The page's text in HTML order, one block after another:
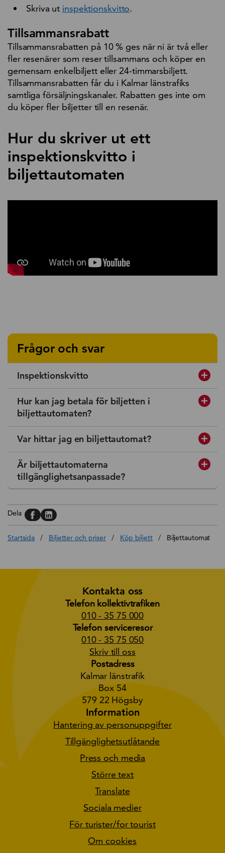
Skriva ut inspektionskvitto.
Tillsammansrabatt
Tillsammansrabatten på 10 % ges när ni är två eller
fler resenärer som reser tillsammans och köper en
gemensam enkelbiljett eller 24-timmarsbiljett.
Tillsammansrabatten får du i Kalmar länstrafiks
samtliga försäljningskanaler. Rabatten ges inte om
du köper fler biljetter till en resenär.
Hur du skriver ut ett
inspektionskvitto i
biljettautomaten
Frågor och svar
Inspektionskvitto
Hur kan jag betala för biljetten i
biljettautomaten?
Var hittar jag en biljettautomat?
Är biljettautomaterna
tillgänglighetsanpassade?
Dela Dela på, Facebook
Dela på, Linkedin
Startsida / Biljetter och priser / Köp biljett / Biljettautomat
Kontakta oss
Telefon kollektivtrafiken
010 - 35 75 000
Telefon serviceresor
010 - 35 75 050
Skriv till oss
Postadress
Kalmar länstrafik
Box 54
579 22 Högsby
Information
Hantering av personuppgifter
Tillgänglighetsutlåtande
Press och media
Större text
Translate
Sociala medier
För turister/for tourist
Om cookies